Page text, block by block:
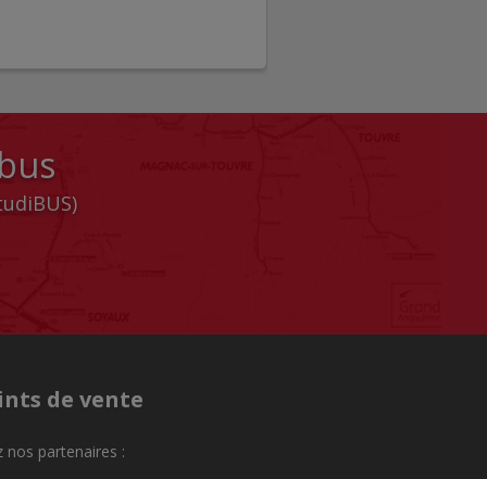
de vente
nos partenaires :